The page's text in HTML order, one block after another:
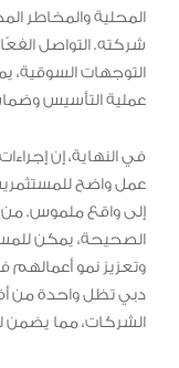
المحلية والمخاطر
شركته. التواصل
التوجهات
عملية التأسيس
في النهاية، إن
عمل واضح
إلى واقع ملموس. من
الصحيحة، يمكن
وتعزيز نمو أعمالهم
دبي تظل واحدة من
الشركات، مما يضمن